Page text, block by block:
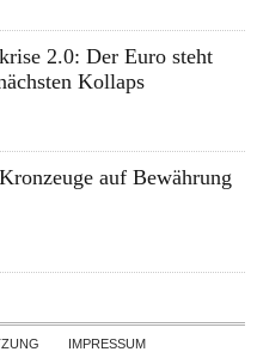
2.0: Der Euro steht
Kollaps
auf Bewährung
to contentIMPRESSUM